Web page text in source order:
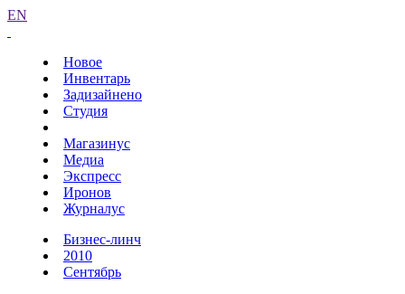
EN
Новое
Инвентарь
Задизайнено
Студия
Магазинус
Медиа
Экспресс
Иронов
Журналус
Бизнес-линч
2010
Сентябрь